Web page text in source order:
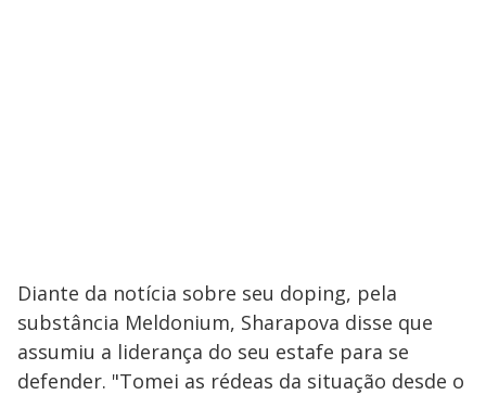
Diante da notícia sobre seu doping, pela
substância Meldonium, Sharapova disse que
assumiu a liderança do seu estafe para se
defender. "Tomei as rédeas da situação desde o